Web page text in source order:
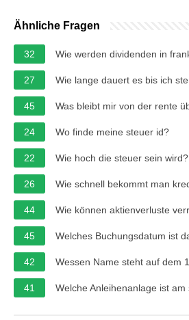
Ähnliche Fragen
32 Wie werden dividenden in
27 Wie lange dauert es bis ich
45 Was bleibt mir von der rente
24 Wo finde meine steuer id?
22 Wie hoch die steuer sein wird?
26 Wie schnell bekommt man
44 Wie können aktienverluste
45 Welches Buchungsdatum ist
42 Wessen Name steht auf dem
41 Welche Anleihenanlage ist am